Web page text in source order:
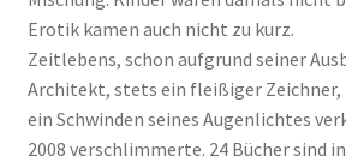
Erotik kamen auch nicht zu kurz.
Zeitlebens, schon aufgrund seiner
Architekt, stets ein fleißiger Zeichner,
ein Schwinden seines Augenlichtes
2008 verschlimmerte. 24 Bücher sind